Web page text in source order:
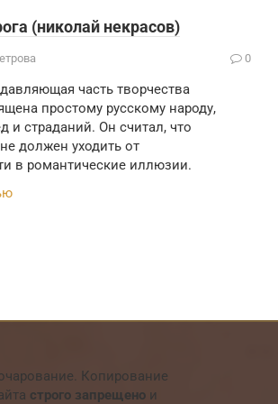
(николай некрасов)
0
часть творчества
простому русскому народу,
и страданий. Он считал, что
должен уходить от
в романтические иллюзии.
Копирование
строго запрещено и